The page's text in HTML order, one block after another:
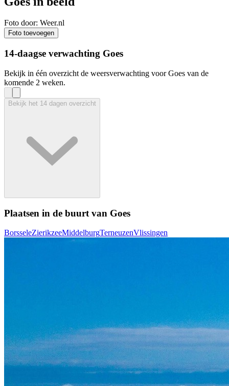
Foto door: Weer.nl
Foto toevoegen
14-daagse verwachting Goes
Bekijk in één overzicht de weersverwachting voor Goes van de
komende 2 weken.
Bekijk het 14 dagen overzicht
Plaatsen in de buurt van Goes
BorsseleZierikzeeMiddelburgTerneuzenVlissingen